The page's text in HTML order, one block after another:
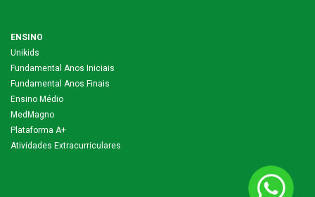
ENSINO
Unikids
Fundamental Anos Iniciais
Fundamental Anos Finais
Ensino Médio
MedMagno
Plataforma A+
Atividades Extracurriculares